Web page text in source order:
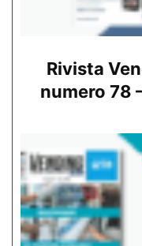
Rivista
numero 78